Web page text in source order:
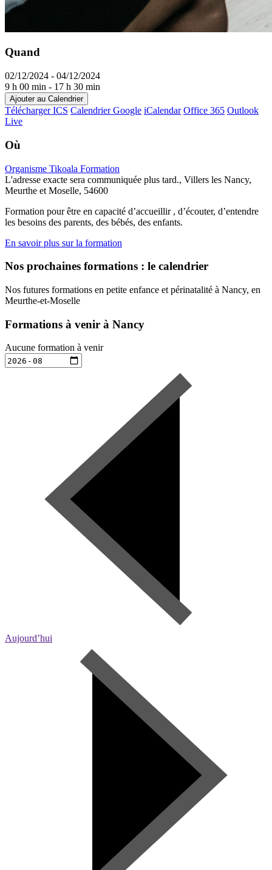
Quand
02/12/2024 - 04/12/2024
9 h 00 min - 17 h 30 min
Ajouter au Calendrier
Télécharger ICS Calendrier Google iCalendar Office 365 Outlook
Live
Où
Organisme Tikoala Formation
L'adresse exacte sera communiquée plus tard., Villers les Nancy,
Meurthe et Moselle, 54600
Formation pour être en capacité d’accueillir , d’écouter, d’entendre
les besoins des parents, des bébés, des enfants.
En savoir plus sur la formation
Nos prochaines formations : le calendrier
Nos futures formations en petite enfance et périnatalité à Nancy, en
Meurthe-et-Moselle
Formations à venir à Nancy
Aucune formation à venir
Aujourd’hui